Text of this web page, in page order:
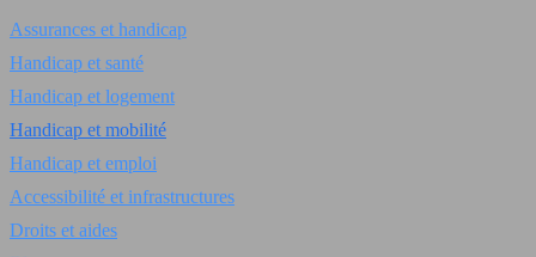
Assurances et handicap
Handicap et santé
Handicap et logement
Handicap et mobilité
Handicap et emploi
Accessibilité et infrastructures
Droits et aides